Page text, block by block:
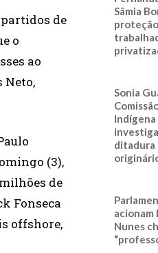
partidos de
o
ao
Neto,
(3),
de
Fonseca
offshore,
Sâmia
Sonia
Indígena
ditadura
acionam
Nunes